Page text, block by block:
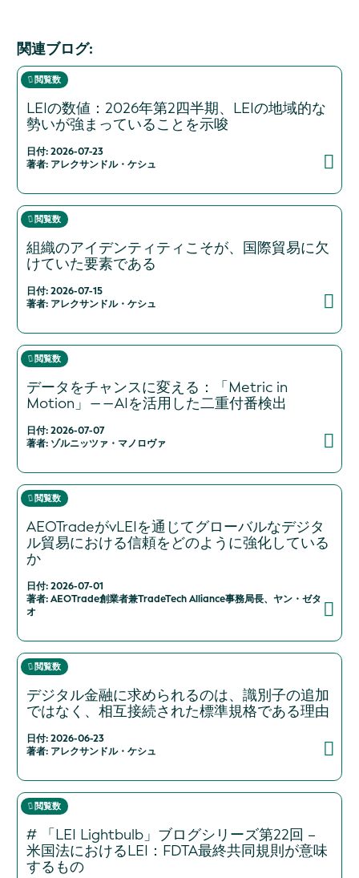
関連ブログ:
閲覧数
LEIの数値：2026年第2四半期、LEIの地域的な
勢いが強まっていることを示唆
日付: 2026-07-23
著者: アレクサンドル・ケシュ
閲覧数
組織のアイデンティティこそが、国際貿易に欠
けていた要素である
日付: 2026-07-15
著者: アレクサンドル・ケシュ
閲覧数
データをチャンスに変える：「Metric in
Motion」――AIを活用した二重付番検出
日付: 2026-07-07
著者: ゾルニッツァ・マノロヴァ
閲覧数
AEOTradeがvLEIを通じてグローバルなデジタ
ル貿易における信頼をどのように強化している
か
日付: 2026-07-01
著者: AEOTrade創業者兼TradeTech Alliance事務局長、ヤン・ゼタ
オ
閲覧数
デジタル金融に求められるのは、識別子の追加
ではなく、相互接続された標準規格である理由
日付: 2026-06-23
著者: アレクサンドル・ケシュ
閲覧数
# 「LEI Lightbulb」ブログシリーズ第22回 –
米国法におけるLEI：FDTA最終共同規則が意味
するもの